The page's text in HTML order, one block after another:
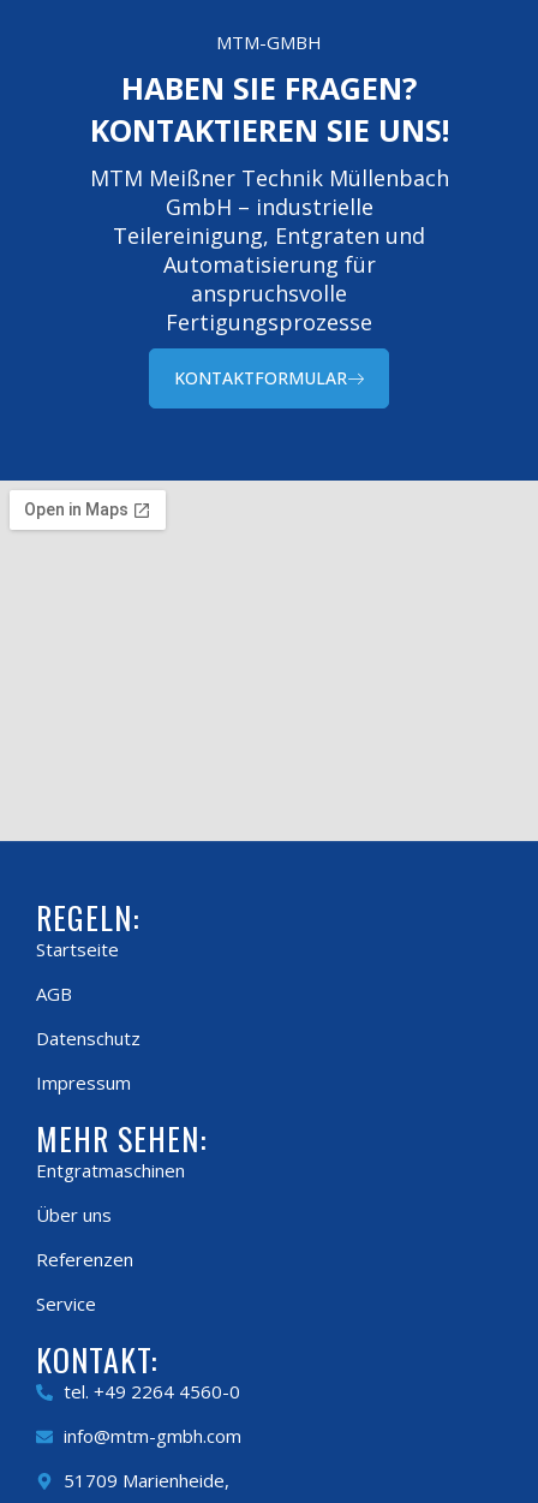
MTM-GMBH
HABEN SIE FRAGEN?
KONTAKTIEREN SIE UNS!
MTM Meißner Technik Müllenbach
GmbH – industrielle
Teilereinigung, Entgraten und
Automatisierung für
anspruchsvolle
Fertigungsprozesse
KONTAKTFORMULAR
REGELN:
Startseite
AGB
Datenschutz
Impressum
MEHR SEHEN:
Entgratmaschinen
Über uns
Referenzen
Service
KONTAKT:
tel. +49 2264 4560-0
info@mtm-gmbh.com
51709 Marienheide,